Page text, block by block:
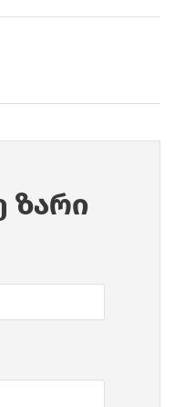
ზარი